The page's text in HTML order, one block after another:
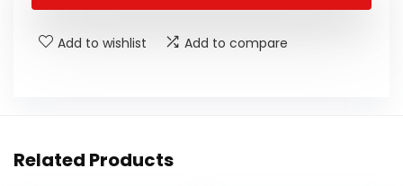
Add to wishlist Add to compare
Related Products